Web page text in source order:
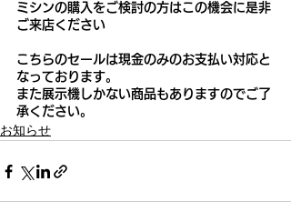
ミシンの購入をご検討の方はこの機会に是非
ご来店ください
こちらのセールは現金のみのお支払い対応と
なっております。
また展示機しかない商品もありますのでご了
承ください。
お知らせ